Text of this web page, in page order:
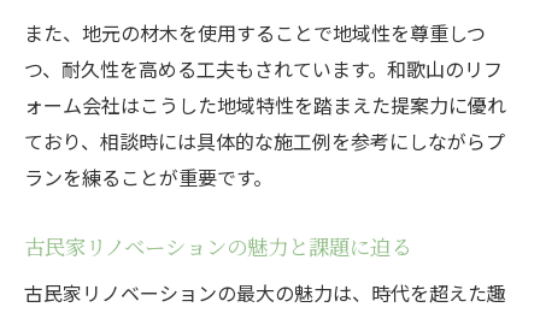
また、地元の材木を使用することで地域性を尊重しつ
つ、耐久性を高める工夫もされています。和歌山のリフ
ォーム会社はこうした地域特性を踏まえた提案力に優れ
ており、相談時には具体的な施工例を参考にしながらプ
ランを練ることが重要です。
古民家リノベーションの魅力と課題に迫る
古民家リノベーションの最大の魅力は、時代を超えた趣